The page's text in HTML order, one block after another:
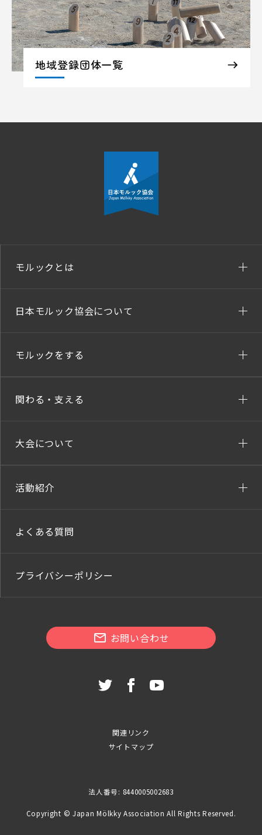
地域登録団体一覧
モルックとは
日本モルック協会について
モルックをする
関わる・支える
大会について
活動紹介
よくある質問
プライバシーポリシー
お問い合わせ
関連リンク
サイトマップ
法人番号: 8440005002683
Copyright © Japan Mölkky Association All Rights Reserved.